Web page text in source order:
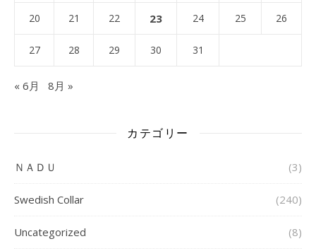
20 21 22 23 24 25 26
27 28 29 30 31
« 6月 8月 »
カテゴリー
ＮＡＤＵ (3)
Swedish Collar (240)
Uncategorized (8)